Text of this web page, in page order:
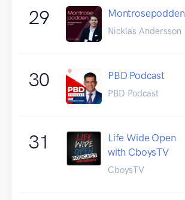
29 Montrosepodden
Nicklas Andersson
30 PBD Podcast
PBD Podcast
31
Life Wide Open
with CboysTV
CboysTV